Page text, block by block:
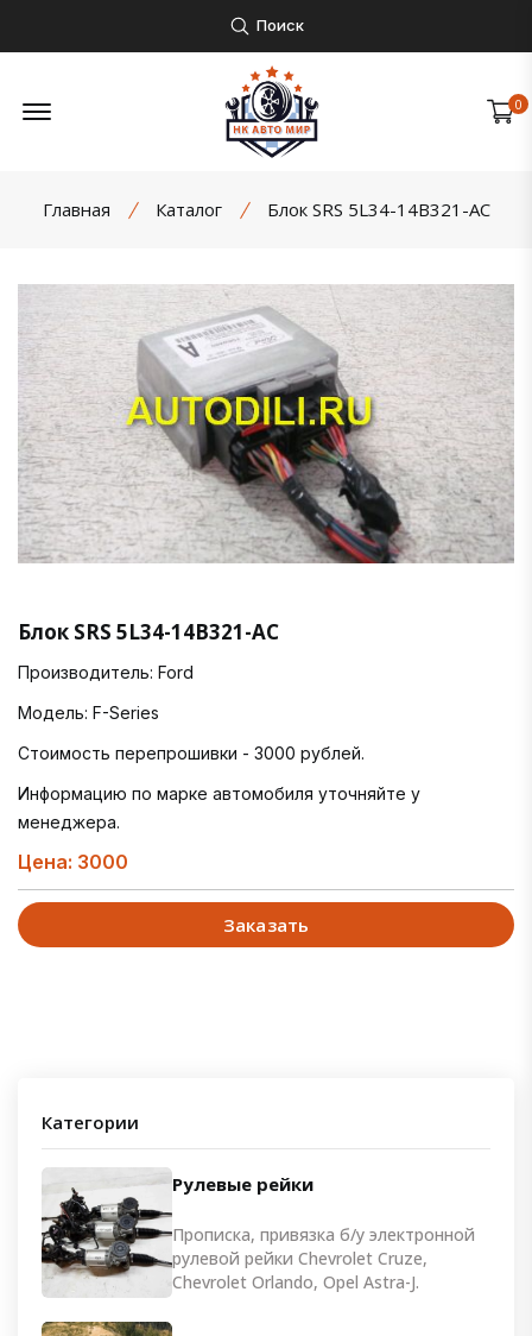
Поиск
Открыть боковое меню 0
Главная Каталог Блок SRS 5L34-14B321-AC
Блок SRS 5L34-14B321-AC
Производитель: Ford
Модель: F-Series
Стоимость перепрошивки - 3000 рублей.
Информацию по марке автомобиля уточняйте у
менеджера.
Цена: 3000
Заказать
Категории
Рулевые рейки
Прописка, привязка б/у электронной
рулевой рейки Chevrolet Cruze,
Chevrolet Orlando, Opel Astra-J.